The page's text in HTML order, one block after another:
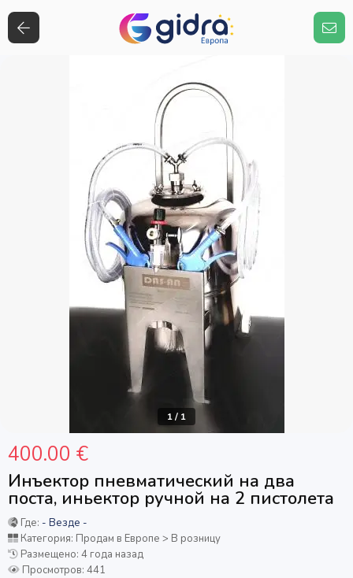
1/ 1
Инъектор пневматический на два
поста, иньектор ручной на 2 пистолета
400.00 €
Где: - Везде -
Категория: Продам в Европе > В розницу
Размещено: 4 года назад
Просмотров: 441